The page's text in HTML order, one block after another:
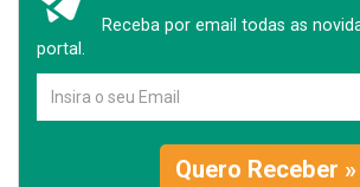
Receba por email todas as
portal.
Quero Receber »